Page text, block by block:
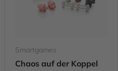
Smartgames
Chaos auf der Koppel